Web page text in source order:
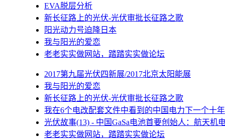
EVA脱层分析
新长征路上的光伏-光伏审批长征路之歌
阳光动力号迫降日本
我与阳光的爱恋
老老实实做网站，踏踏实实做论坛
2017第九届光伏四新展/2017北京太阳能展
我与阳光的爱恋
新长征路上的光伏-光伏审批长征路之歌
我在6个电改配套文件中看到的中国电力下一个十年
光伏故事(13) - 中国GaSa电池首要创始人：航天机
老老实实做网站，踏踏实实做论坛